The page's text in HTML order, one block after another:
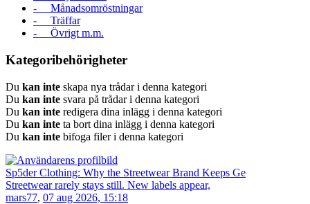
- Månadsomröstningar
- Träffar
- Övrigt m.m.
Kategoribehörigheter
Du kan inte skapa nya trådar i denna kategori
Du kan inte svara på trådar i denna kategori
Du kan inte redigera dina inlägg i denna kategori
Du kan inte ta bort dina inlägg i denna kategori
Du kan inte bifoga filer i denna kategori
Sp5der Clothing: Why the Streetwear Brand Keeps Ge
Streetwear rarely stays still. New labels appear,
mars77, 07 aug 2026, 15:18